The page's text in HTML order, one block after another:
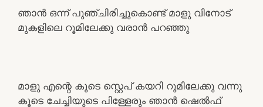
ഞാൻ ഒന്ന് പുഞ്ചിരിച്ചുകൊണ്ട് മാളു വിനോട്
മുകളിലെ റൂമിലേക്കു വരാൻ പറഞ്ഞു
മാളു എന്റെ കൂടെ സ്റ്റെപ് കയറി റൂമിലേക്കു വന്നു
കൂടെ ചേച്ചിയുടെ പിള്ളേരും ഞാൻ ഷെൽഫ്